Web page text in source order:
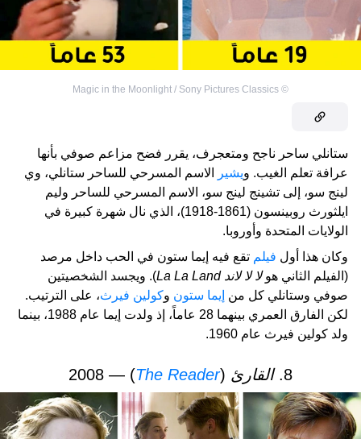
©
Magic in the Moonlight / Sony Pictures Classics
ستانلي ساحر ناجح ومتعجرف، يقرر فضح مزاعم صوفي بأنها
عرافة تعلم الغيب. ويشير
الاسم المسرحي للساحر ستانلي، وي
لينج سو، إلى تشينج لينج سو، الاسم المسرحي للساحر وليم
ايلثورث روبينسون (1861-1918)، الذي نال شهرة كبيرة في
الولايات المتحدة وأوروبا.
وكان هذا أول فيلم تقع فيه إيما ستون في الحب داخل مرصد
(الفيلم الثاني هولا لا لاند La La Land). ويجسد الشخصيتين
صوفي وستانلي كل من إيما ستون وكولين فيرث، على الترتيب.
لكن الفارق العمري بينهما 28 عاماً، إذ ولدت إيما عام 1988، بينما
ولد كولين فيرث عام 1960.
8. القارئ (
The Reader
) — 2008